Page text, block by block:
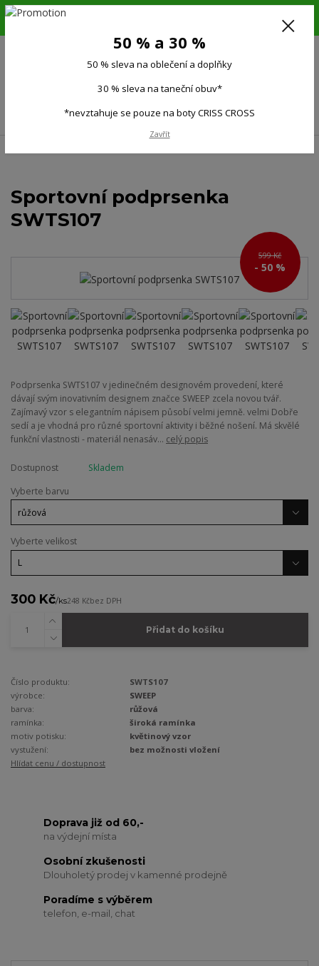
6.-16.8.26. DOVOLENÁ !!! 50 % SLEVA na všechno oblečení a doplňky !!!
(Po-Pá 9:00-15.00)
Sportovní podprsenka
SWTS107
599 Kč
- 50 %
Podprsenka SWTS107 v jedinečném designovém provedení, které
dávají svým inovativním designem značce SWEEP zcela novou tvář.
Zajímavý vzor s elegantním nápisem působí velmi jemně. velmi Dobře
sedí a je vhodná pro různé sportovní aktivity i běžné nošení. Má skvělé
funkční vlastnosti - materiál nenasáv... celý popis
Dostupnost
Skladem
Vyberte barvu
Vyberte velikost
300 Kč/ks248 Kčbez DPH
Přidat do košíku
Číslo produktu:
SWTS107
výrobce:
SWEEP
barva:
růžová
ramínka:
široká ramínka
motiv potisku:
květinový vzor
vystužení:
bez možnosti vložení
Hlídat cenu / dostupnost
Doprava již od 60,-
na výdejní místa
Osobní zkušenosti
Dlouholetý prodej v kamenné prodejně
Poradíme s výběrem
telefon, e-mail, chat
50 % a 30 %
50 % sleva na oblečení a doplňky
30 % sleva na taneční obuv*
*nevztahuje se pouze na boty CRISS CROSS
Zavřít